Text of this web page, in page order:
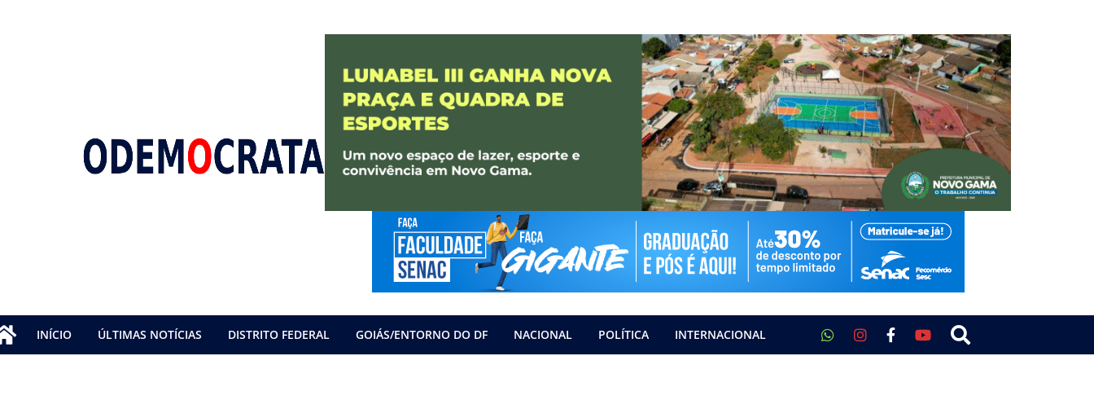
INÍCIO ÚLTIMAS NOTÍCIAS DISTRITO FEDERAL GOIÁS/ENTORNO DO DF NACIONAL POLÍTICA INTERNACIONAL